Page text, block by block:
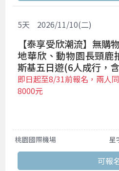
2026/11/10(二)
5天
【泰享受欣潮流】無購
地華欣、動物園長頸鹿
斯基五日遊(6人成行，
即日起至8/31前報名，兩人
8000元
桃園國際機場 星